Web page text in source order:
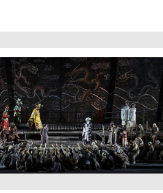
Arena von Verona - Ennevi für